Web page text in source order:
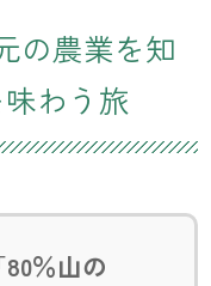
の農業を知
わう旅
％山の